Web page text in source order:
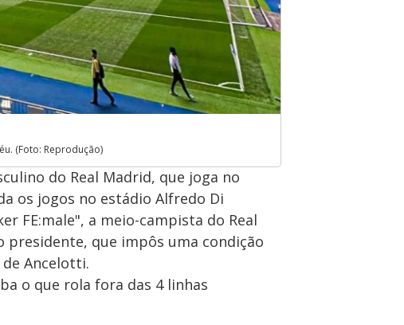
(Foto: Reprodução)
do Real Madrid, que joga no
os jogos no estádio Alfredo Di
FE:male", a meio-campista do Real
que impôs uma condição
Ancelotti.
o que rola fora das 4 linhas